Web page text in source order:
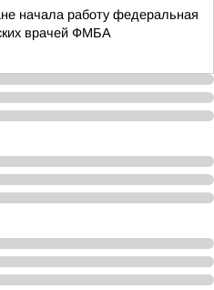
начала работу федеральная
врачей ФМБА